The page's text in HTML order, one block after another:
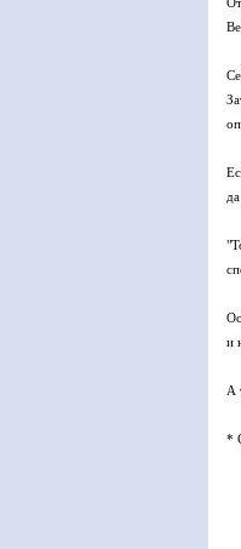
и
А
*